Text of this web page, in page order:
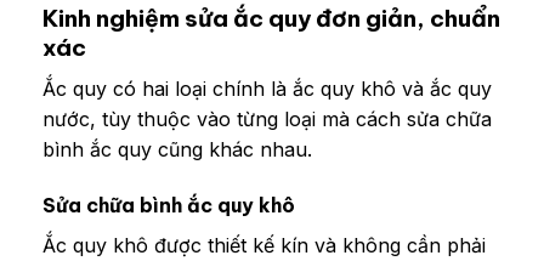
Kinh nghiệm sửa ắc quy đơn giản, chuẩn
xác
Ắc quy có hai loại chính là ắc quy khô và ắc quy
nước, tùy thuộc vào từng loại mà cách sửa chữa
bình ắc quy cũng khác nhau.
Sửa chữa bình ắc quy khô
Ắc quy khô được thiết kế kín và không cần phải